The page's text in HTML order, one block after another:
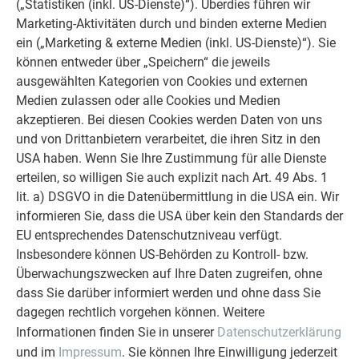
(„Statistiken (inkl. US-Dienste)“). Überdies führen wir
Marketing-Aktivitäten durch und binden externe Medien
ein („Marketing & externe Medien (inkl. US-Dienste)“). Sie
können entweder über „Speichern“ die jeweils
ausgewählten Kategorien von Cookies und externen
Medien zulassen oder alle Cookies und Medien
akzeptieren. Bei diesen Cookies werden Daten von uns
und von Drittanbietern verarbeitet, die ihren Sitz in den
USA haben. Wenn Sie Ihre Zustimmung für alle Dienste
erteilen, so willigen Sie auch explizit nach Art. 49 Abs. 1
lit. a) DSGVO in die Datenübermittlung in die USA ein. Wir
informieren Sie, dass die USA über kein den Standards der
EU entsprechendes Datenschutzniveau verfügt.
Insbesondere können US-Behörden zu Kontroll- bzw.
Überwachungszwecken auf Ihre Daten zugreifen, ohne
dass Sie darüber informiert werden und ohne dass Sie
dagegen rechtlich vorgehen können. Weitere
Informationen finden Sie in unserer Datenschutzerklärung
und im Impressum. Sie können Ihre Einwilligung jederzeit
Statische Dimensionierung der Unterkonstruktion
Dimensionierung von Befestigung und Schneeschutz
unter Berücksichtigung der normativen Wind- und
Schneebelastungen
Dimensionierung und Ausführung der normativ
geforderten Hinterlüftungsquerschnitte sowie Zu- und
Abluftquerschnitte
Berücksichtigung etwaiger Brandschutzanforderungen
Auswahl und Ausführung des richtigen Unterdaches
Fachgerechte Ausführung von Anschlüssen,
Einfassungen, Fenstern, …
Prüfen der Dachneigung in Hinblick auf die
Mindestdachneigung des gewünschten Produktes
Berücksichtigung der Sicherheitsvorschriften für
Arbeiten am Dach und an der Fassade
Berücksichtigung regionaler Besonderheiten und
Objektgegebenheiten
u. v. m.